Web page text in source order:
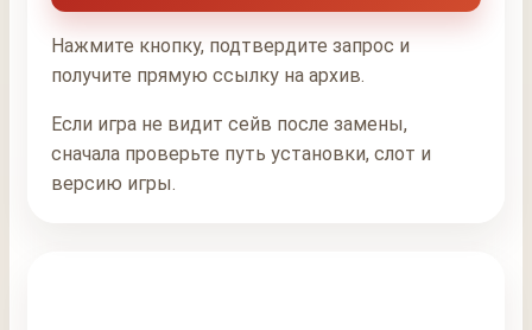
Нажмите кнопку, подтвердите запрос и
получите прямую ссылку на архив.
Если игра не видит сейв после замены,
сначала проверьте путь установки, слот и
версию игры.